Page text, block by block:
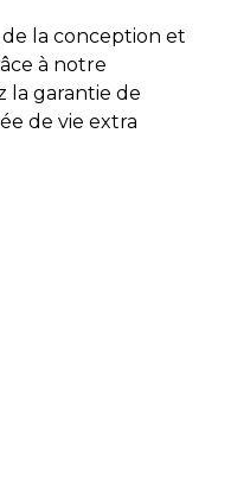
la conception et
à notre
la garantie de
de vie extra